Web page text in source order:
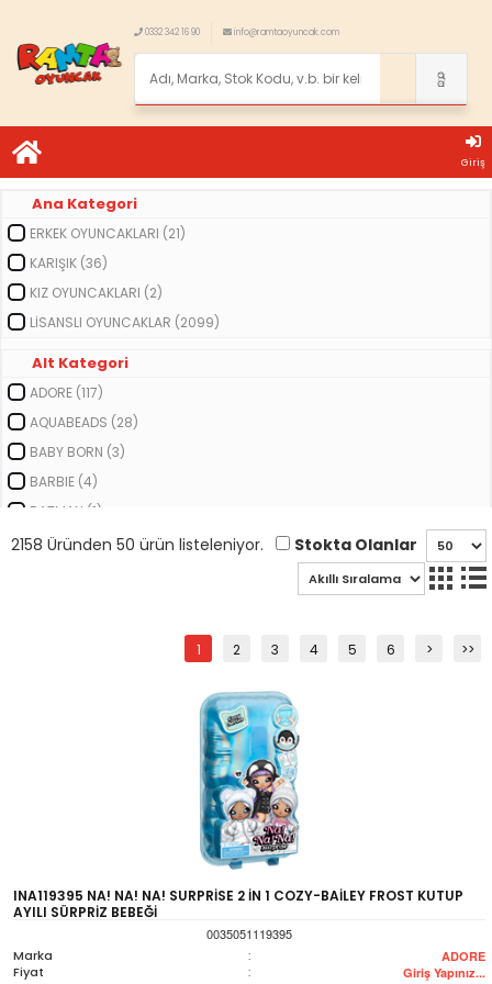
0332 342 16 90 info@ramtaoyuncak.com
Giriş
Ana Kategori
ERKEK OYUNCAKLARI (21)
KARIŞIK (36)
KIZ OYUNCAKLARI (2)
LİSANSLI OYUNCAKLAR (2099)
Alt Kategori
ADORE (117)
AQUABEADS (28)
BABY BORN (3)
BARBIE (4)
BATMAN (1)
CARREA (1)
KAMYON KEPÇE TRAKTÖR (4)
KARIŞIK KIZ OYUNCAKLARI (1)
2158 Üründen 50 ürün listeleniyor. Stokta Olanlar
1 2 3 4 5 6 > >>
INA119395 NA! NA! NA! SURPRİSE 2 İN 1 COZY-BAİLEY FROST KUTUP
AYILI SÜRPRİZ BEBEĞİ
0035051119395
Marka
: ADORE
Fiyat : Giriş Yapınız...